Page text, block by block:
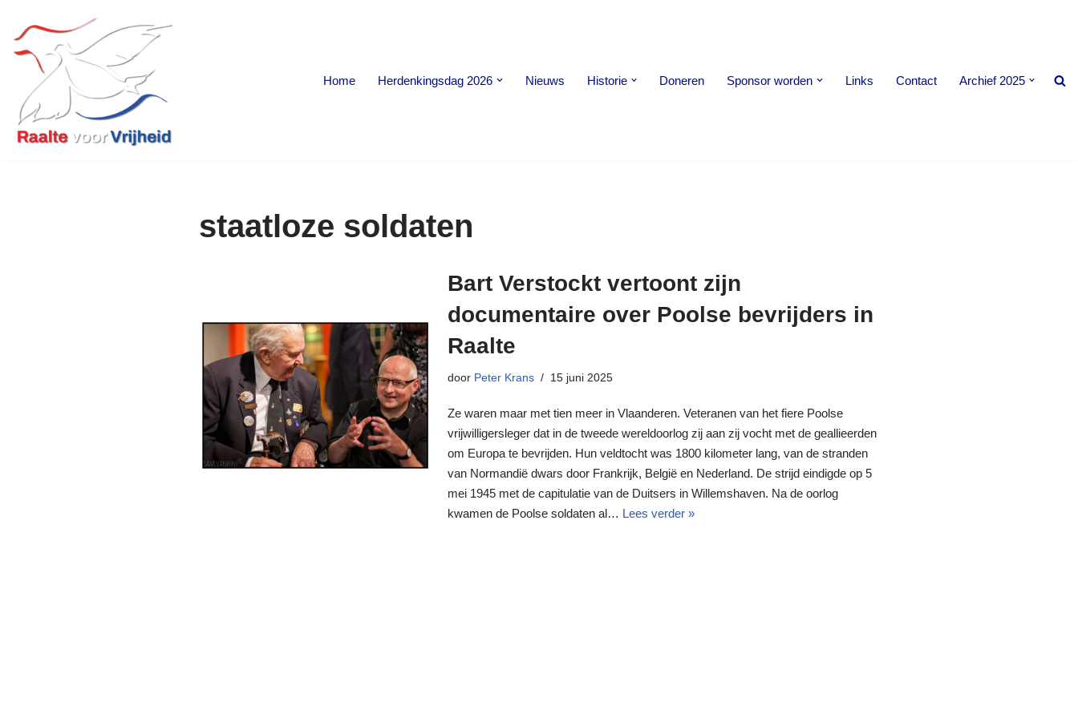
Ga
inhoud
Home Herdenkingsdag 2026 Nieuws Historie Doneren Sponsor worden Links Contact Archief 2025
staatloze soldaten
Bart Verstockt vertoont zijn
documentaire over Poolse bevrijders in
Raalte
door Peter Krans 15 juni 2025
Ze waren maar met tien meer in Vlaanderen. Veteranen van het fiere Poolse
vrijwilligersleger dat in de tweede wereldoorlog zij aan zij vocht met de geallieerden
om Europa te bevrijden. Hun veldtocht was 1800 kilometer lang, van de stranden
van Normandië dwars door Frankrijk, België en Nederland. De strijd eindigde op 5
mei 1945 met de capitulatie van de Duitsers in Willemshaven. Na de oorlog
kwamen de Poolse soldaten al… Lees verder »